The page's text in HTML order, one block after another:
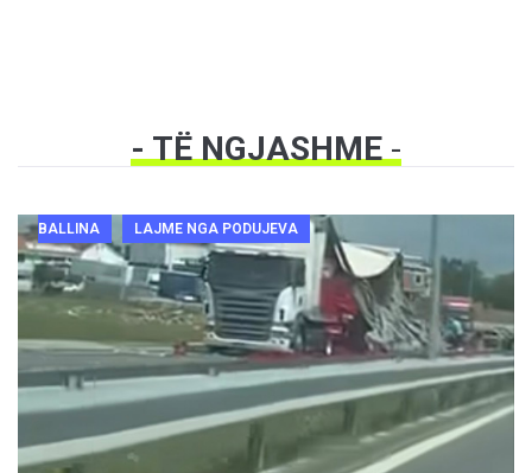
- TË NGJASHME-
BALLINA LAJME NGA PODUJEVA